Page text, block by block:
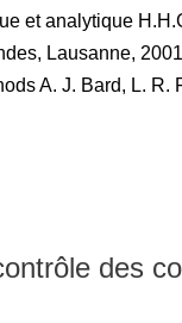
et analytique
Lausanne, 2001
A. J. Bard, L. R.
des